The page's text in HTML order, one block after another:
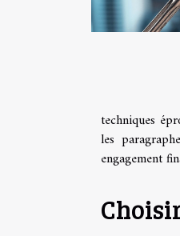
techniques
les
engagement